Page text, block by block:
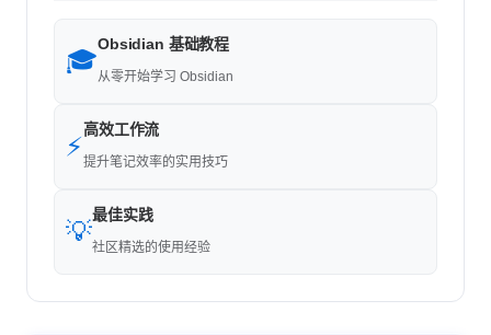
🎓
Obsidian 基础教程
从零开始学习 Obsidian
⚡
高效工作流
提升笔记效率的实用技巧
💡
最佳实践
社区精选的使用经验